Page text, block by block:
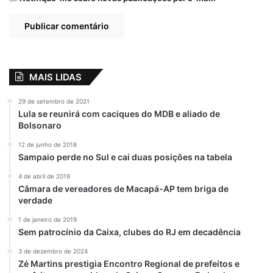
Relacionado
MAIS LIDAS
29 de setembro de 2021
Lula se reunirá com caciques do MDB e aliado de
Bolsonaro
12 de junho de 2018
Sampaio perde no Sul e cai duas posições na tabela
4 de abril de 2019
Câmara de vereadores de Macapá-AP tem briga de
verdade
1 de janeiro de 2019
Sem patrocínio da Caixa, clubes do RJ em decadência
3 de dezembro de 2024
Zé Martins prestigia Encontro Regional de prefeitos e